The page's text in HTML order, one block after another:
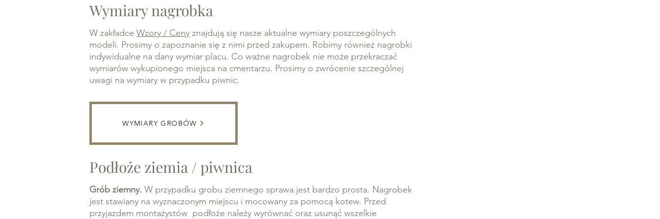
Wymiary nagrobka
W zakładce Wzory / Ceny znajdują się nasze aktualne wymiary poszczególnych
modeli. Prosimy o zapoznanie się z nimi przed zakupem. Robimy również nagrobki
indywidualne na dany wymiar placu. Co ważne nagrobek nie może przekraczać
wymiarów wykupionego miejsca na cmentarzu. Prosimy o zwrócenie szczególnej
uwagi na wymiary w przypadku piwnic.
WYMIARY GROBÓW
Podłoże ziemia / piwnica
Grób ziemny. W przypadku grobu ziemnego sprawa jest bardzo prosta. Nagrobek
jest stawiany na wyznaczonym miejscu i mocowany za pomocą kotew. Przed
przyjazdem montażystów podłoże należy wyrównać oraz usunąć wszelkie